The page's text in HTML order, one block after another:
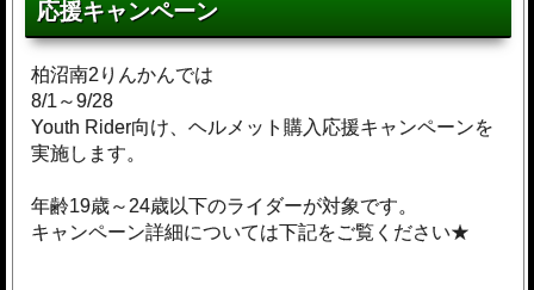
応援キャンペーン
柏沼南2りんかんでは
8/1～9/28
Youth Rider向け、ヘルメット購入応援キャンペーンを
実施します。
年齢19歳～24歳以下のライダーが対象です。
キャンペーン詳細については下記をご覧ください★